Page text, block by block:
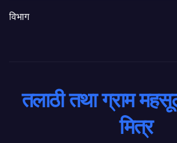
विभाग
तलाठी तथा ग्राम
मित्र